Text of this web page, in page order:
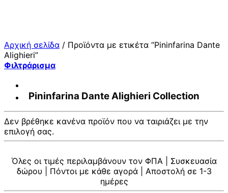
Αρχική σελίδα / Προϊόντα με ετικέτα “Pininfarina Dante
Alighieri”
Φιλτράρισμα
Pininfarina Dante Alighieri Collection
Δεν βρέθηκε κανένα προϊόν που να ταιριάζει με την
επιλογή σας.
Όλες οι τιμές περιλαμβάνουν τον ΦΠΑ | Συσκευασία
δώρου | Πόντοι με κάθε αγορά | Αποστολή σε 1-3
ημέρες